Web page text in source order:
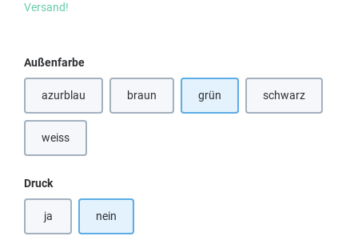
Versand!
Außenfarbeauswählen
azurblau braun(Diese Option ist zurzeit nicht verfügbar.)
grün schwarz(Diese Option ist
weiss
Druckauswählen
ja nein